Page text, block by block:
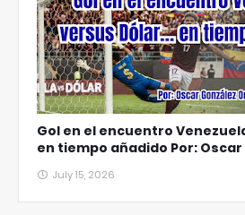
Gol en el encuentro
en tiempo añadido Por:
July 15, 2026